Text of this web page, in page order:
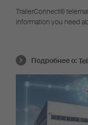
TrailerConnect®
information you need
Подробнее о: